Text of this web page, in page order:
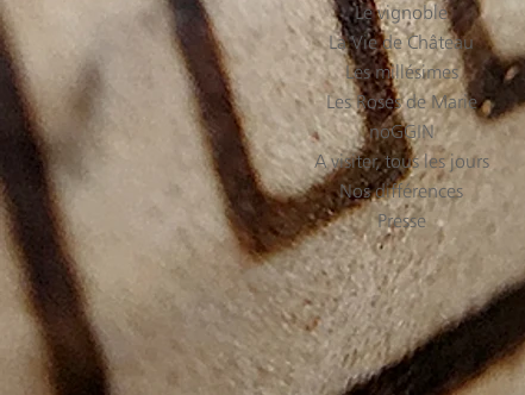
Le vignoble
La Vie de Château
Les millésimes
Les Roses de Marie
noGGIN
A visiter, tous les jours
Nos différences
Presse